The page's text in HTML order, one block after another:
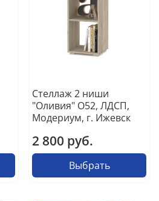
Стеллаж 2 ниши
"Оливия" О52, ЛДСП,
Модериум, г. Ижевск
2 800 руб.
Выбрать